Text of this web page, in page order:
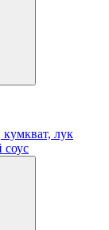
лук
соус